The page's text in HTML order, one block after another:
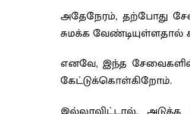
அதேநேரம், தற்போது
சுமக்க வேண்டியுள்ளதால்
எனவே, இந்த சேவைகளில்
கேட்டுக்கொள்கிறோம்.